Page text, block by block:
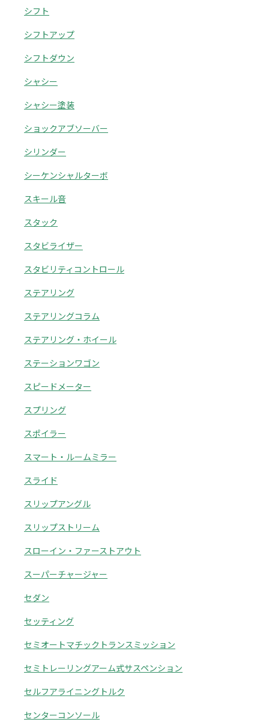
シフト
シフトアップ
シフトダウン
シャシー
シャシー塗装
ショックアブソーバー
シリンダー
シーケンシャルターボ
スキール音
スタック
スタビライザー
スタビリティコントロール
ステアリング
ステアリングコラム
ステアリング・ホイール
ステーションワゴン
スピードメーター
スプリング
スポイラー
スマート・ルームミラー
スライド
スリップアングル
スリップストリーム
スローイン・ファーストアウト
スーパーチャージャー
セダン
セッティング
セミオートマチックトランスミッション
セミトレーリングアーム式サスペンション
セルフアライニングトルク
センターコンソール